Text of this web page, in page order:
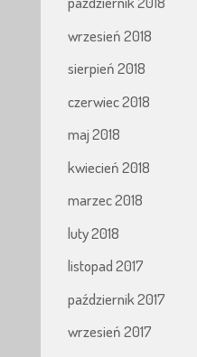
wrzesień 2018
sierpień 2018
czerwiec 2018
maj 2018
kwiecień 2018
marzec 2018
luty 2018
listopad 2017
październik 2017
wrzesień 2017